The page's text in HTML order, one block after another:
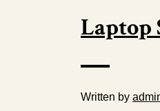
Laptop
Written by